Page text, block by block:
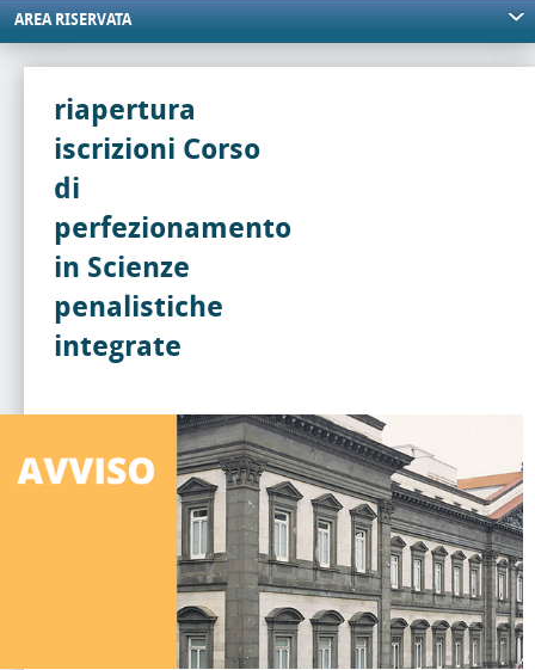
AREA RISERVATA
riapertura
iscrizioni Corso
di
perfezionamento
in Scienze
penalistiche
integrate